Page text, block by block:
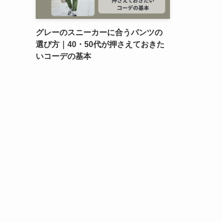
グレーのスニーカーに合うパンツの
選び方｜40・50代が押さえておきた
いコーデの基本